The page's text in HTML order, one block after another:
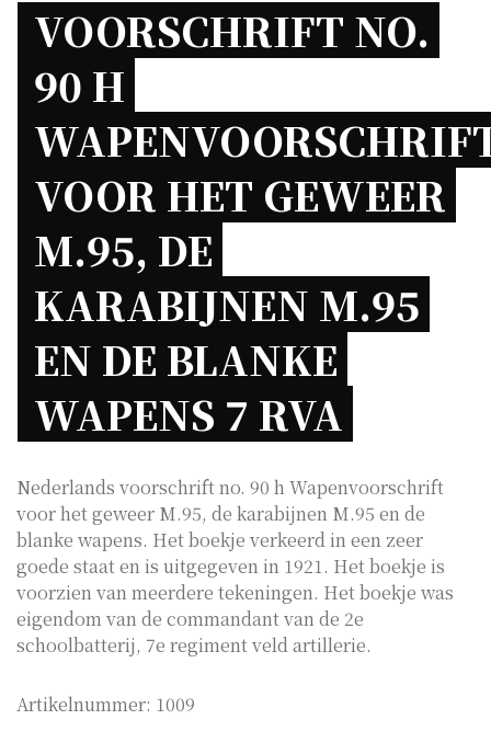
VOORSCHRIFT NO.
90 H
VOOR HET GEWEER
M.95, DE
KARABIJNEN M.95
EN DE BLANKE
WAPENS 7 RVA
Nederlands voorschrift no. 90 h Wapenvoorschrift
voor het geweer M.95, de karabijnen M.95 en de
blanke wapens. Het boekje verkeerd in een zeer
goede staat en is uitgegeven in 1921. Het boekje is
voorzien van meerdere tekeningen. Het boekje was
eigendom van de commandant van de 2e
schoolbatterij, 7e regiment veld artillerie.
Artikelnummer: 1009